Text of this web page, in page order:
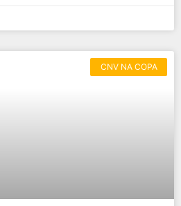
CNV NA COPA